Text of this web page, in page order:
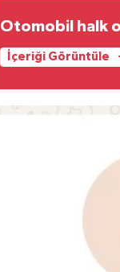
Otomobil halk
İçeriği Görüntüle